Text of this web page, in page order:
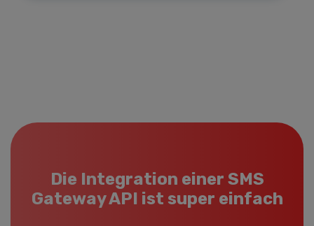
Die Integration einer SMS
Gateway API ist super einfach